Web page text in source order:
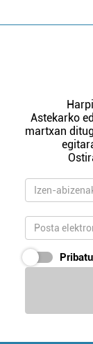
Astekarko
martxan